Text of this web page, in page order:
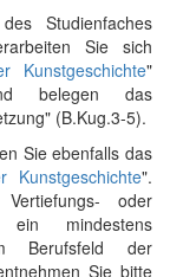
Studien­faches
Sie sich
Kunstgeschichte"
belegen das
(B.Kug.3-5).
Sie ebenfalls das
Kunstgeschichte".
oder
ein mindestens
Berufsfeld der
Sie bitte